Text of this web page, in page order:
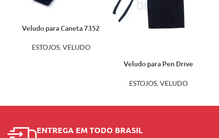
Veludo para Caneta 7352
ESTOJOS, VELUDO
Veludo para Pen Drive
ESTOJOS, VELUDO
ENTREGA EM TODO BRASIL